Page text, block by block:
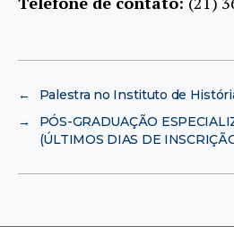
←
Palestra no Instituto de
→
PÓS-GRADUAÇÃO
(ÚLTIMOS DIAS DE